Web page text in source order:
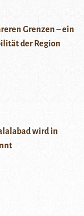
Grenzen – ein
der Region
wird in